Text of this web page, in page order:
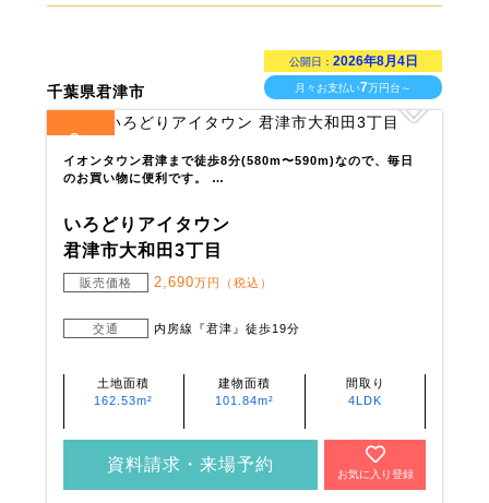
千葉県君津市
公開日： 2026年8月4日
月々お支払い7万円台～
2
イオンタウン君津まで徒歩8分(580m〜590m)なので、毎日
のお買い物に便利です。 …
いろどりアイタウン
君津市大和田3丁目
販売価格 2,690万円（税込）
交通 内房線『君津』徒歩19分
土地面積
162.53m²
建物面積
101.84m²
間取り
4LDK
資料請求・来場予約
お気に入り登録